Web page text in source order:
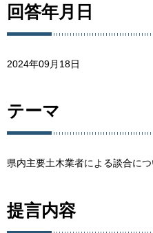
回答年月日
2024年09月18日
テーマ
県内主要土木業者による談合に
提言内容